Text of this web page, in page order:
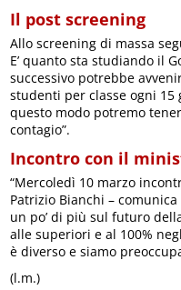
Il post screening
Allo screening di massa
E’ quanto sta studiando il
successivo potrebbe
studenti per classe ogni 15
questo modo potremo
contagio”.
Incontro con il
“Mercoledì 10 marzo
Patrizio Bianchi –
un po’ di più sul futuro
alle superiori e al 100%
è diverso e siamo
(l.m.)